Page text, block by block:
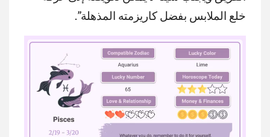
خلع الملابس بفضل كاريزمته المذهلة”.